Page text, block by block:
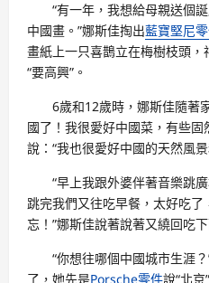
“有一年，我想給母親送個
中國畫。”娜斯佳掏出藍寶堅尼
畫紙上一只喜鵲立在梅樹枝頭
“要高興”。
6歲和12歲時，娜斯佳隨著
國了！我很愛好中國菜，有些
說：“我也很愛好中國的天然風
“早上我跟外婆伴著音樂跳
跳完我們又往吃早餐，太好吃了
忘！”娜斯佳說著說著又繞回吃
“你想往哪個中國城市生涯
了，她先是Porsche零件說“北